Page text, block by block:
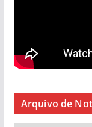
Arquivo de